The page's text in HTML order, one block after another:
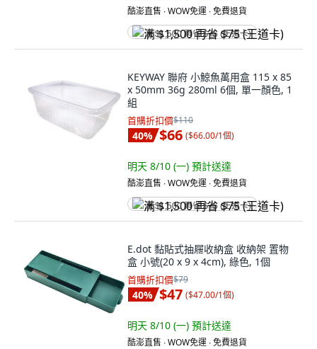
酷澎直售 ∙ WOW免運 ∙ 免費退貨
满 $1,500 再省 $75 (王道卡)
KEYWAY 聯府 小鯨魚萬用盒 115 x 85
x 50mm 36g 280ml 6個, ​單一顏色, 1
組
首購折扣價$110
40% $66 ($66.00/1個)
明天 8/10 (一) 預計送達
酷澎直售 ∙ WOW免運 ∙ 免費退貨
满 $1,500 再省 $75 (王道卡)
E.dot 黏貼式抽屜收納盒 收納架 置物
盒 小號(20 x 9 x 4cm), 綠色, 1個
首購折扣價$79
40% $47 ($47.00/1個)
明天 8/10 (一) 預計送達
酷澎直售 ∙ WOW免運 ∙ 免費退貨